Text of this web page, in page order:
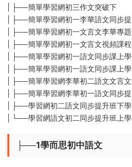
| ├──簡單學習網初三作文突破下
| ├──簡單學習網初一李華語文同步
| ├──簡單學習網初一文言文李華專題
| ├──簡單學習網初一文言文視頻課程
| ├──簡單學習網初一語文同步課上
| ├──簡單學習網初一語文同步課上
| ├──簡單學習網李華初二語文文言
| ├──簡單學習網李華初一語文同步
| ├──學習網初二語文同步提升班下
| └──學習網語文初二同步提升班上
├──1學而思初中語文